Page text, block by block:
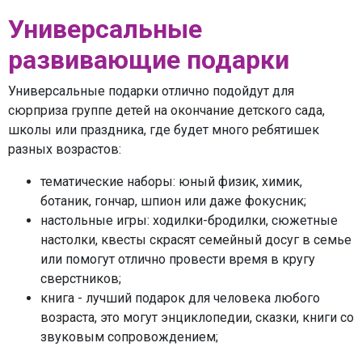
Универсальные
развивающие подарки
Универсальные подарки отлично подойдут для
сюрприза группе детей на окончание детского сада,
школы или праздника, где будет много ребятишек
разных возрастов:
тематические наборы: юный физик, химик,
ботаник, гончар, шпион или даже фокусник;
настольные игры: ходилки-бродилки, сюжетные
настолки, квесты скрасят семейный досуг в семье
или помогут отлично провести время в кругу
сверстников;
книга - лучший подарок для человека любого
возраста, это могут энциклопедии, сказки, книги со
звуковым сопровождением;